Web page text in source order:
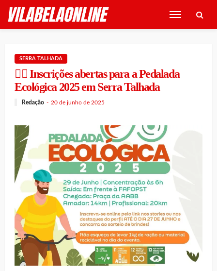
SERRA TALHADA
🚴‍♂️ Inscrições abertas para a Pedalada
Ecológica 2025 em Serra Talhada
Redação 20 de junho de 2025